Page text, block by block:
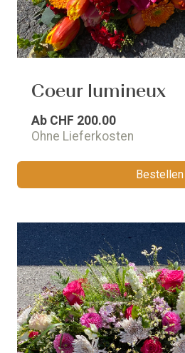
Coeur lumineux
Ab CHF 200.00
Ohne Lieferkosten
Bestellen